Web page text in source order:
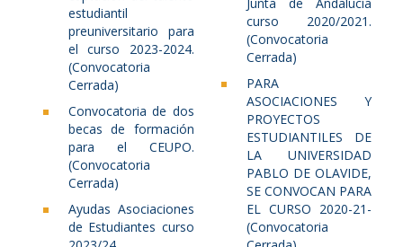
estudiantil
preuniversitario para
el curso 2023-2024.
(Convocatoria
Cerrada)
Convocatoria de dos
becas de formación
para el CEUPO.
(Convocatoria
Cerrada)
Ayudas Asociaciones
de Estudiantes curso
curso 2020/2021.
(Convocatoria
Cerrada)
PARA
ASOCIACIONES Y
PROYECTOS
ESTUDIANTILES DE
LA UNIVERSIDAD
PABLO DE OLAVIDE,
SE CONVOCAN PARA
EL CURSO 2020-21-
(Convocatoria